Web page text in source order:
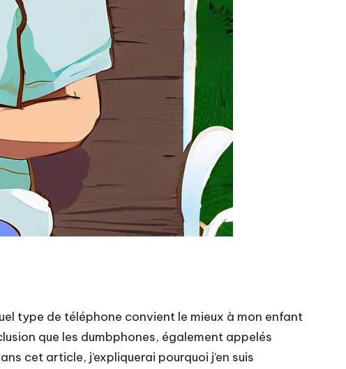
type de téléphone convient le mieux à mon enfant
que les dumbphones, également appelés
cet article, j’expliquerai pourquoi j’en suis